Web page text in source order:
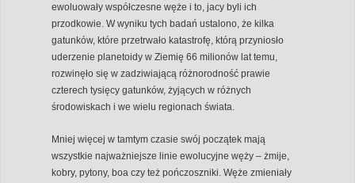
ewoluowały współczesne węże i to, jacy byli ich
przodkowie. W wyniku tych badań ustalono, że kilka
gatunków, które przetrwało katastrofę, którą przyniosło
uderzenie planetoidy w Ziemię 66 milionów lat temu,
rozwinęło się w zadziwiającą różnorodność prawie
czterech tysięcy gatunków, żyjących w różnych
środowiskach i we wielu regionach świata.
Mniej więcej w tamtym czasie swój początek mają
wszystkie najważniejsze linie ewolucyjne węży – żmije,
kobry, pytony, boa czy też pończoszniki. Węże zmieniały